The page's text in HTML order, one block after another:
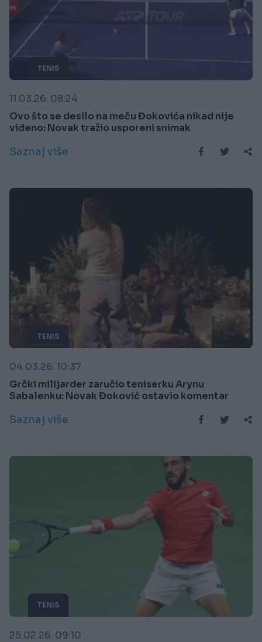
TENIS
11.03.26. 08:24
Ovo što se desilo na meču Đokovića nikad nije
viđeno: Novak tražio usporeni snimak
Saznaj više
TENIS
04.03.26. 10:37
Grčki milijarder zaručio teniserku Arynu
Sabalenku: Novak Đoković ostavio komentar
Saznaj više
TENIS
25.02.26. 09:10